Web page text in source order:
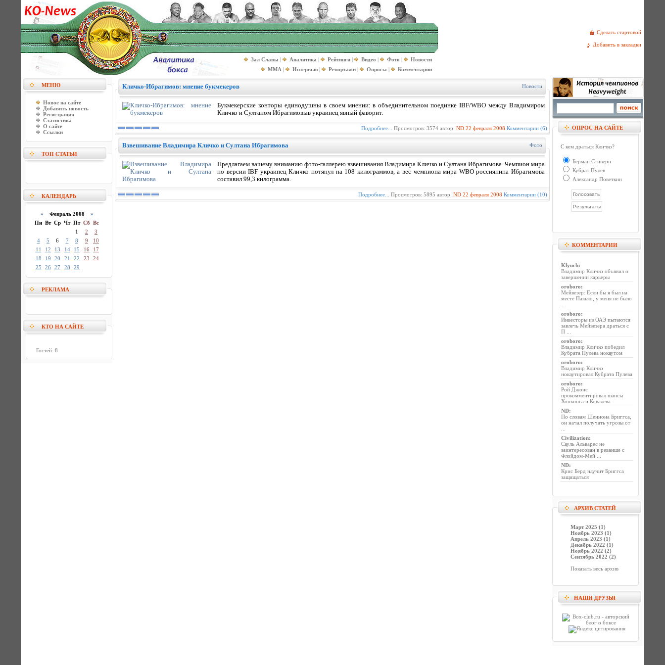
Сделать стартовой
Добавить в закладки
Зал Славы | Аналитика | Рейтинги | Видео | Фото |
Новости
MMA | Интервью | Репортажи | Опросы | Комментарии
МЕНЮ
Новое на сайте
Добавить новость
Регистрация
Статистика
О сайте
Ссылки
ТОП СТАТЬИ
КАЛЕНДАРЬ
« Февраль 2008 »
Пн Вт Ср Чт Пт Сб Вс
1
2
3
4
5 6 7 8 9
10
11
12 13 14 15 16
17
18
19 20 21 22 23
24
25
26 27 28 29
РЕКЛАМА
КТО НА САЙТЕ
Гостей: 8
Кличко-Ибрагимов: мнение букмекеров Новости
Букмекерские конторы единодушны в своем мнении: в объединительном поединке IBF/WBO между Владимиром
Кличко и Султаном Ибрагимовыв украинец явный фаворит.
Подробнее... Просмотров: 3574 автор: ND 22 февраля 2008 Комментарии (6)
Взвешивание Владимира Кличко и Султана Ибрагимова Фото
Предлагаем вашему вниманию фото-галлерею взвешивания Владимира Кличко и Султана Ибрагимова. Чемпион мира
по версии IBF украинец Кличко потянул на 108 килограммов, а вес чемпиона мира WBO россиянина Ибрагимова
составил 99,3 килограмма.
Подробнее... Просмотров: 5895 автор: ND 22 февраля 2008 Комментарии (10)
ОПРОС НА САЙТЕ
С кем драться Кличко?
Берман Стиверн
Кубрат Пулев
Александр Поветкин
КОММЕНТАРИИ
Klyuch:
Владимир Кличко объявил о
завершении карьеры
oroboro:
Мейвезер: Если бы я был на
месте Пакьяо, у меня не было
oroboro:
Инвесторы из ОАЭ пытаются
завлечь Мейвезера драться с
П ...
oroboro:
Владимир Кличко победил
Кубрата Пулева нокаутом
oroboro:
Владимир Кличко
нокаутировал Кубрата Пулева
oroboro:
Рой Джонс
прокомментировал шансы
Хопкинса и Ковалева
ND:
По словам Шеннона Бриггса,
он начал получать угрозы от
Civilization:
Сауль Альварес не
заинтересован в реванше с
Флойдом-Мей ...
ND:
Крис Берд научит Бриггса
защищаться
АРХИВ СТАТЕЙ
Март 2025 (1)
Ноябрь 2023 (1)
Апрель 2023 (1)
Декабрь 2022 (1)
Ноябрь 2022 (2)
Сентябрь 2022 (2)
Показать весь архив
НАШИ ДРУЗЬЯ